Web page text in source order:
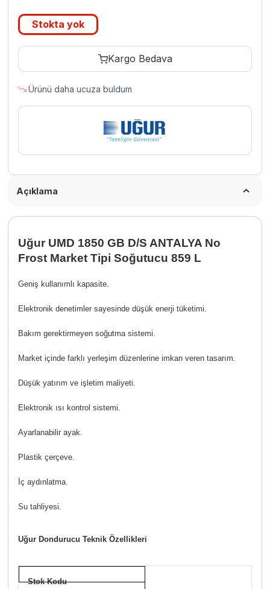
Stokta yok
Kargo Bedava
Ürünü daha ucuza buldum
Açıklama
Uğur UMD 1850 GB D/S ANTALYA No
Frost Market Tipi Soğutucu 859 L
Geniş kullanımlı kapasite.
Elektronik denetimler sayesinde düşük enerji tüketimi.
Bakım gerektirmeyen soğutma sistemi.
Market içinde farklı yerleşim düzenlerine imkan veren tasarım.
Düşük yatırım ve işletim maliyeti.
Elektronik ısı kontrol sistemi.
Ayarlanabilir ayak.
Plastik çerçeve.
İç aydınlatma.
Su tahliyesi.
Uğur Dondurucu Teknik Özellikleri
Stok Kodu